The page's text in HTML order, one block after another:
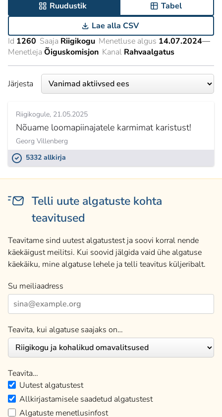
Ruudustik
Tabel
Lae alla CSV
Id 1260 Saaja Riigikogu Menetluse algus 14.07.2024—
Menetleja Õiguskomisjon Kanal Rahvaalgatus
Järjesta
Riigikogule 21.05.2025
Nõuame loomapiinajatele karmimat karistust!
Georg Villenberg
5332 allkirja
Telli uute algatuste kohta
teavitused
Teavitame sind uutest algatustest ja soovi korral nende
käekäigust meilitsi. Kui soovid jälgida vaid ühe algatuse
käekäiku, mine algatuse lehele ja telli teavitus küljeribalt.
Su meiliaadress
Teavita, kui algatuse saajaks on…
Teavita…
Uutest algatustest
Allkirjastamisele saadetud algatustest
Algatuste menetlusinfost